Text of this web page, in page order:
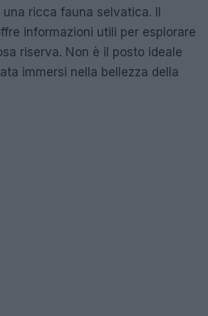
ricca fauna selvatica. Il
informazioni utili per esplorare
riserva. Non è il posto ideale
immersi nella bellezza della